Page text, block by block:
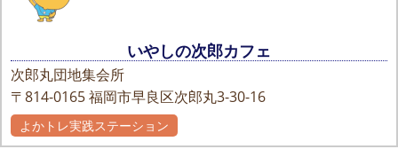
いやしの次郎カフェ
次郎丸団地集会所
〒814-0165福岡市早良区次郎丸3-30-16
よかトレ実践ステーション